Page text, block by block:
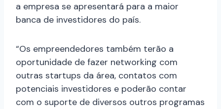
a empresa se apresentará para a maior
banca de investidores do país.
“Os empreendedores também terão a
oportunidade de fazer networking com
outras startups da área, contatos com
potenciais investidores e poderão contar
com o suporte de diversos outros programas